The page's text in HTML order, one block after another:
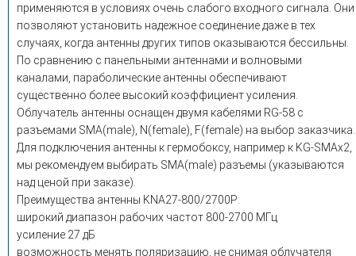
применяются в условиях очень слабого входного сигнала. Они
позволяют установить надежное соединение даже в тех
случаях, когда антенны других типов оказываются бессильны.
По сравнению с панельными антеннами и волновыми
каналами, параболические антенны обеспечивают
существенно более высокий коэффициент усиления.
Облучатель антенны оснащен двумя кабелями RG-58 с
разъемами SMA(male), N(female), F(female) на выбор заказчика.
Для подключения антенны к гермобоксу, например к KG-SMAx2,
мы рекомендуем выбирать SMA(male) разъемы (указываются
над ценой при заказе).
Преимущества антенны KNA27-800/2700P:
широкий диапазон рабочих частот 800-2700 МГц
усиление 27 дБ
возможность менять поляризацию, не снимая облучателя